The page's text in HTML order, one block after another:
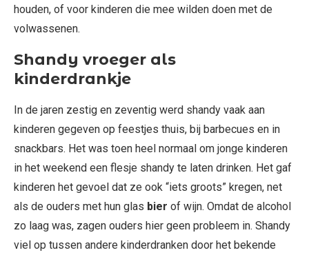
houden, of voor kinderen die mee wilden doen met de
volwassenen.
Shandy vroeger als
kinderdrankje
In de jaren zestig en zeventig werd shandy vaak aan
kinderen gegeven op feestjes thuis, bij barbecues en in
snackbars. Het was toen heel normaal om jonge kinderen
in het weekend een flesje shandy te laten drinken. Het gaf
kinderen het gevoel dat ze ook “iets groots” kregen, net
als de ouders met hun glas bier of wijn. Omdat de alcohol
zo laag was, zagen ouders hier geen probleem in. Shandy
viel op tussen andere kinderdranken door het bekende